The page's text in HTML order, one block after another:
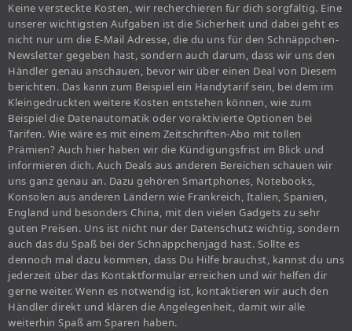
Keine versteckte Kosten, wir recherchieren für dich sorgfältig. Eine
unserer wichtigsten Aufgaben ist die Sicherheit und dabei geht es
nicht nur um die E-Mail Adresse, die du uns für den Schnäppchen-
Newsletter gegeben hast, sondern auch darum, dass wir uns den
Händler genau anschauen, bevor wir über einen Deal von Diesem
berichten. Das kann zum Beispiel ein Handytarif sein, bei dem im
Kleingedruckten weitere Kosten entstehen können, wie zum
Beispiel die Datenautomatik oder voraktivierte Optionen bei
Tarifen. Wie wäre es mit einem Zeitschriften-Abo mit tollen
Prämien? Auch hier haben wir die Kündigungsfrist im Blick und
informieren dich. Auch Deals aus anderen Bereichen schauen wir
uns ganz genau an. Dazu gehören Smartphones, Notebooks,
Konsolen aus anderen Ländern wie Frankreich, Italien, Spanien,
England und besonders China, mit den vielen Gadgets zu sehr
guten Preisen. Uns ist nicht nur der Datenschutz wichtig, sondern
auch das du Spaß bei der Schnäppchenjagd hast. Sollte es
dennoch mal dazu kommen, dass Du Hilfe brauchst, kannst du uns
jederzeit über das Kontaktformular erreichen und wir helfen dir
gerne weiter. Wenn es notwendig ist, kontaktieren wir auch den
Händler direkt und klären die Angelegenheit, damit wir alle
weiterhin Spaß am Sparen haben.